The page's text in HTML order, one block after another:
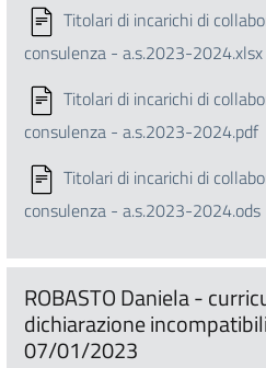
Titolari di incarichi di
consulenza - a.s.2023-2024.xlsx
Titolari di incarichi di
consulenza - a.s.2023-2024.pdf
Titolari di incarichi di
consulenza - a.s.2023-2024.ods
ROBASTO Daniela -
dichiarazione
07/01/2023